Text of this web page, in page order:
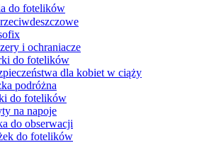
do fotelików
i ochraniacze
do fotelików
dla kobiet w ciąży
podróżna
do fotelików
na napoje
do obserwacji
do fotelików